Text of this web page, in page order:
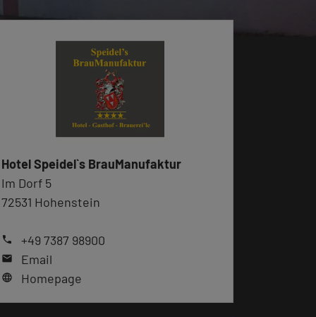
Hotel Speidel`s BrauManufaktur
Im Dorf 5
72531 Hohenstein
phone +49 7387 98900
mail Email
language Homepage